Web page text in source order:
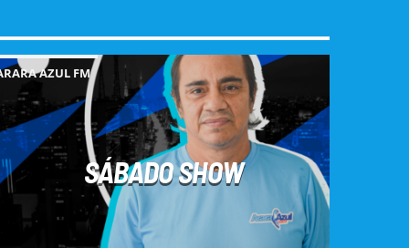
AZUL FM
SÁBADO SHOW